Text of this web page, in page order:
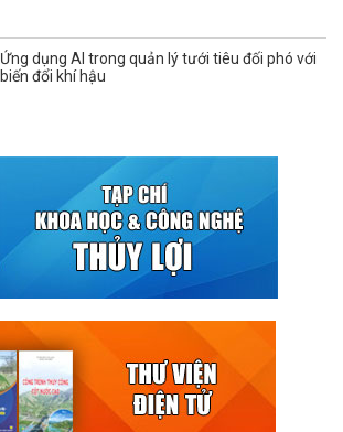
Ứng dụng AI trong quản lý tưới tiêu đối phó với
biến đổi khí hậu